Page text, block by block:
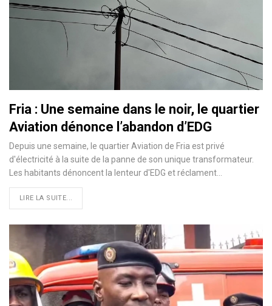
Fria : Une semaine dans le noir, le quartier
Aviation dénonce l’abandon d’EDG
Depuis une semaine, le quartier Aviation de Fria est privé
d'électricité à la suite de la panne de son unique transformateur.
Les habitants dénoncent la lenteur d'EDG et réclament…
LIRE LA SUITE...